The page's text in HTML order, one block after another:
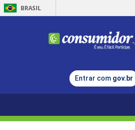
BRASIL
Entrar com gov.br